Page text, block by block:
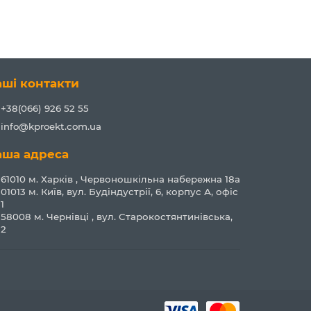
контакти
+38(066) 926 52 55
info@kproekt.com.ua
адреса
61010 м. Харків , Червоношкільна набережна 18а
01013 м. Київ, вул. Будіндустрії, 6, корпус А, офіс
1
58008 м. Чернівці , вул. Старокостянтинівська,
2